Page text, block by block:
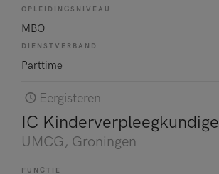
OPLEIDINGSNIVEAU
MBO
DIENSTVERBAND
Parttime
Eergisteren
IC Kinderverpleegkundige
UMCG, Groningen
FUNCTIE